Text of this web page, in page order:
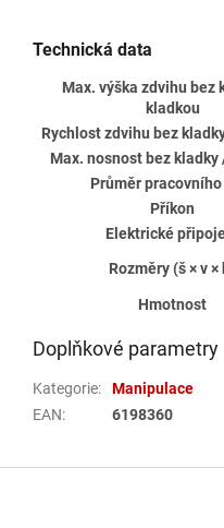
Technická data
Max. výška zdvihu bez
kladkou
Rychlost zdvihu bez
Max. nosnost bez kladky
Průměr
Příkon
Elektrické
Rozměry (š × v ×
Hmotnost
Doplňkové parametry
Kategorie:
Manipulace
EAN: 6198360